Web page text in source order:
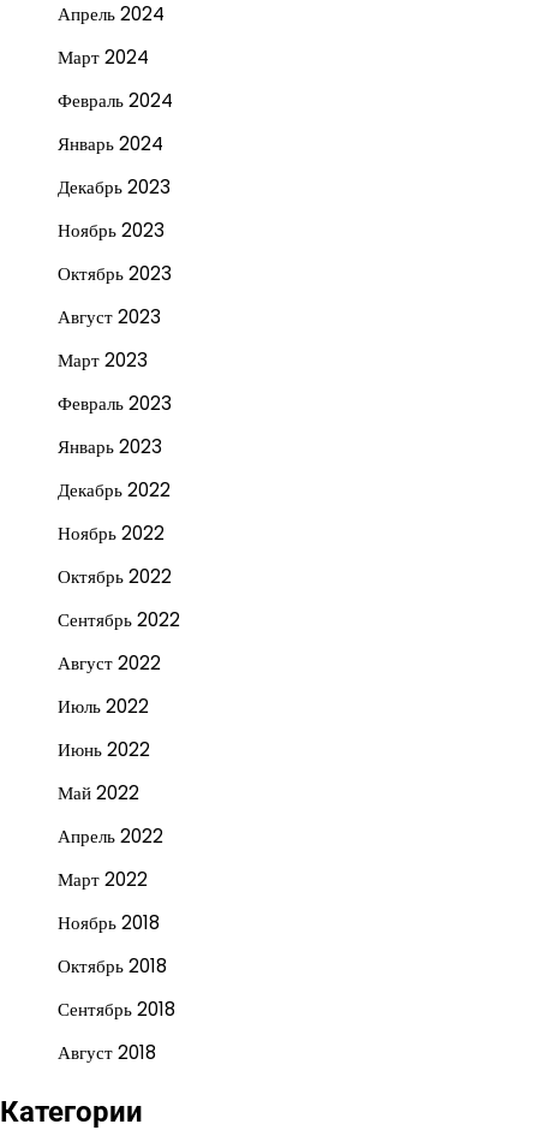
Апрель 2024
Март 2024
Февраль 2024
Январь 2024
Декабрь 2023
Ноябрь 2023
Октябрь 2023
Август 2023
Март 2023
Февраль 2023
Январь 2023
Декабрь 2022
Ноябрь 2022
Октябрь 2022
Сентябрь 2022
Август 2022
Июль 2022
Июнь 2022
Май 2022
Апрель 2022
Март 2022
Ноябрь 2018
Октябрь 2018
Сентябрь 2018
Август 2018
Категории